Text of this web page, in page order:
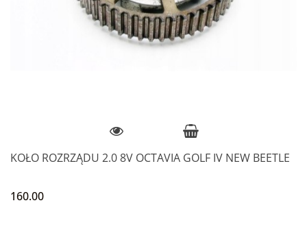
KOŁO ROZRZĄDU 2.0 8V OCTAVIA GOLF IV NEW BEETLE
160.00